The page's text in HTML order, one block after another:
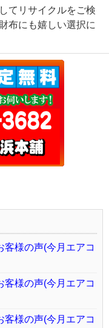
てリサイクルをご検
布にも嬉しい選択に
様の声(今月エアコ
様の声(今月エアコ
様の声(今月エアコ